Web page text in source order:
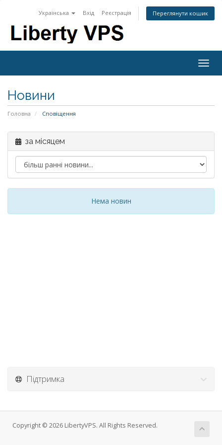
Українська Вхід Реєстрація Переглянути кошик
Новини
Головна Сповіщення
за місяцем
Нема новин
Підтримка
Copyright © 2026 LibertyVPS. All Rights Reserved.